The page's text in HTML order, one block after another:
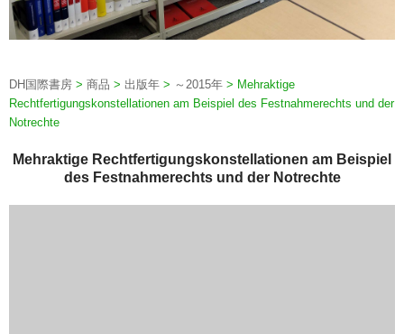
DH国際書房 > 商品 > 出版年 > ～2015年 > Mehraktige
Rechtfertigungskonstellationen am Beispiel des Festnahmerechts und der
Notrechte
Mehraktige Rechtfertigungskonstellationen am Beispiel
des Festnahmerechts und der Notrechte